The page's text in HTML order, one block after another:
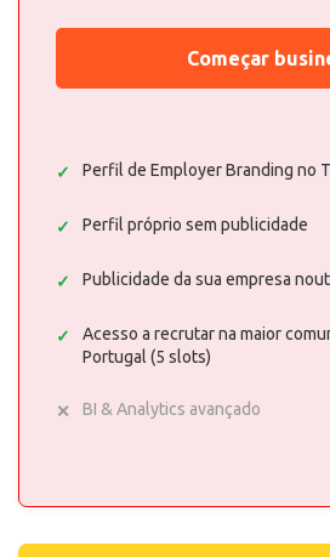
Começar
Perfil de Employer Branding no
Perfil próprio sem publicidade
Publicidade da sua empresa
Acesso a recrutar na maior
Portugal (5 slots)
BI & Analytics avançado